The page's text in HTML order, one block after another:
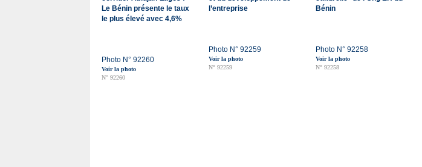
Le Bénin présente le taux
le plus élevé avec 4,6%
Photo N° 92260
Voir la photo
N° 92260
l’entreprise
Photo N° 92259
Voir la photo
N° 92259
Bénin
Photo N° 92258
Voir la photo
N° 92258